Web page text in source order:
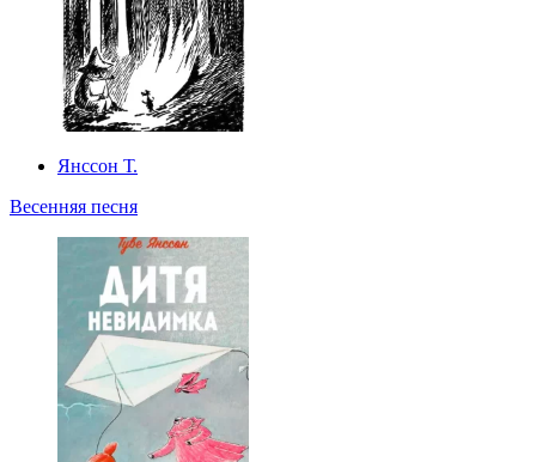
Янссон Т.
Весенняя песня